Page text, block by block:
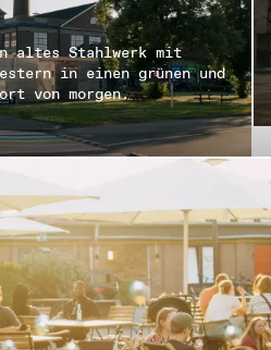
altes Stahlwerk mit
in einen grünen und
von morgen.